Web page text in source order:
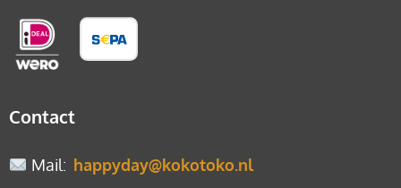
Contact
Mail: happyday@kokotoko.nl